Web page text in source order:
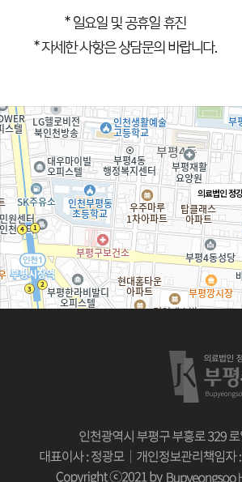
의료법인 정